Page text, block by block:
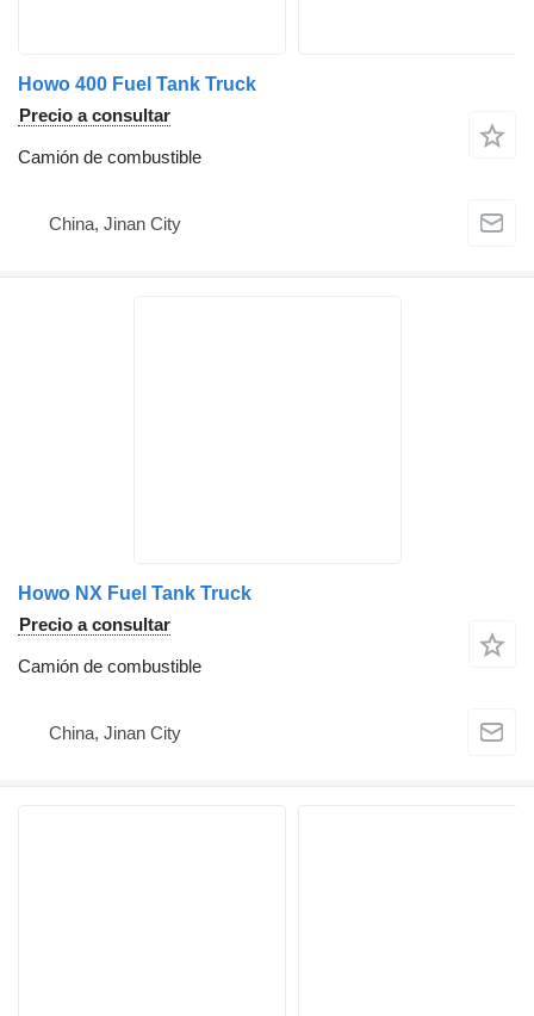
Howo 400 Fuel Tank Truck
Precio a consultar
Camión de combustible
China, Jinan City
Howo NX Fuel Tank Truck
Precio a consultar
Camión de combustible
China, Jinan City